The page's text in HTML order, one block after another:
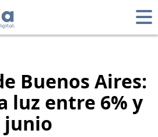
Buenos Aires:
luz entre 6% y
junio